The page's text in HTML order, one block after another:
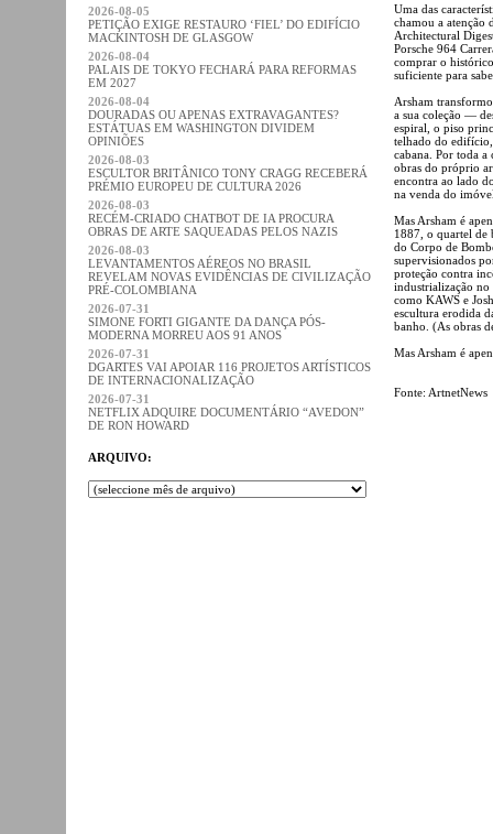
2026-08-05
PETIÇÃO EXIGE RESTAURO ‘FIEL’ DO EDIFÍCIO
MACKINTOSH DE GLASGOW
2026-08-04
PALAIS DE TOKYO FECHARÁ PARA REFORMAS
EM 2027
2026-08-04
DOURADAS OU APENAS EXTRAVAGANTES?
ESTÁTUAS EM WASHINGTON DIVIDEM
OPINIÕES
2026-08-03
ESCULTOR BRITÂNICO TONY CRAGG RECEBERÁ
PRÉMIO EUROPEU DE CULTURA 2026
2026-08-03
RECÉM-CRIADO CHATBOT DE IA PROCURA
OBRAS DE ARTE SAQUEADAS PELOS NAZIS
2026-08-03
LEVANTAMENTOS AÉREOS NO BRASIL
REVELAM NOVAS EVIDÊNCIAS DE CIVILIZAÇÃO
PRÉ-COLOMBIANA
2026-07-31
SIMONE FORTI GIGANTE DA DANÇA PÓS-
MODERNA MORREU AOS 91 ANOS
2026-07-31
DGARTES VAI APOIAR 116 PROJETOS ARTÍSTICOS
DE INTERNACIONALIZAÇÃO
2026-07-31
NETFLIX ADQUIRE DOCUMENTÁRIO “AVEDON”
DE RON HOWARD
ARQUIVO:
Uma das
chamou a atenção
Architectural
Porsche 964
comprar o
suficiente para
Arsham
a sua coleção —
espiral, o piso
telhado do
cabana. Por toda a
obras do próprio
encontra ao lado
na venda do
Mas Arsham é
1887, o quartel
do Corpo de
supervisionados
proteção contra
industrialização no
como KAWS e
escultura erodida
banho. (As obras
Mas Arsham é
Fonte: ArtnetNews